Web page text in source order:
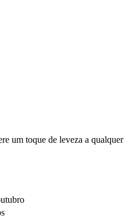
um toque de leveza a